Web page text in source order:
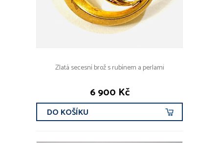
Zlatá secesní brož s rubínem a perlami
6 900 Kč
DO KOŠÍKU